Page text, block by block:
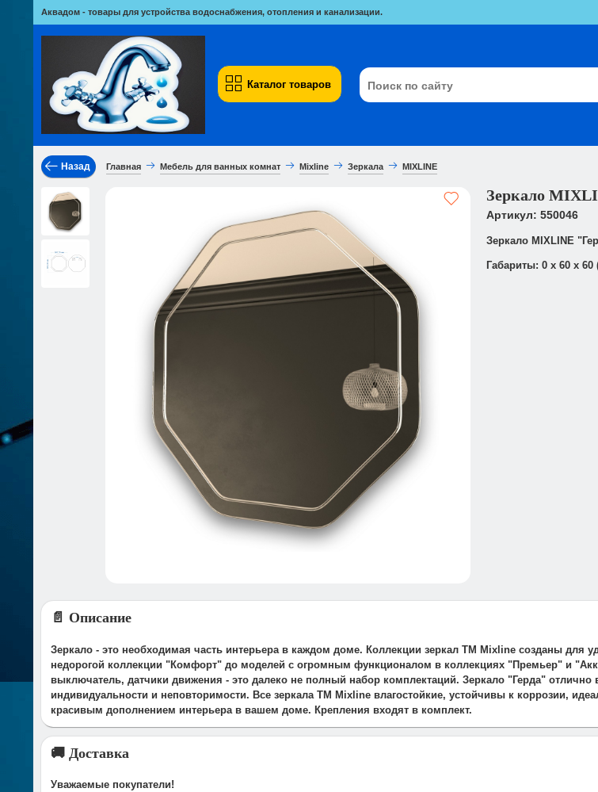
Аквадом - товары для устройства водоснабжения, отопления и канализации.
Каталог товаров
Назад Главная Мебель для ванных комнат Mixline Зеркала MIXLINE
Зеркало
Артикул: 550046
Зеркало MIXLINE
Габариты: 0 x 60 x 60
📄 Описание
Зеркало - это необходимая часть интерьера в каждом доме. Коллекции зеркал ТМ Mixline созданы для
недорогой коллекции "Комфорт" до моделей с огромным функционалом в коллекциях "Премьер" и
выключатель, датчики движения - это далеко не полный набор комплектаций. Зеркало "Герда" отлично
индивидуальности и неповторимости. Все зеркала ТM Mixline влагостойкие, устойчивы к коррозии,
красивым дополнением интерьера в вашем доме. Крепления входят в комплект.
🚚 Доставка
Уважаемые покупатели!